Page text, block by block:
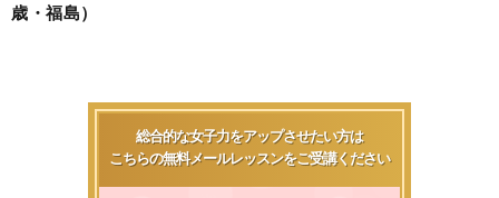
歳・福島）
総合的な女子力をアップさせたい方は
こちらの無料メールレッスンをご受講ください